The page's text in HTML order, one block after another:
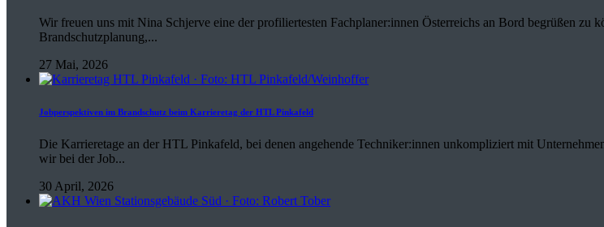
Wir freuen uns mit Nina Schjerve eine der profiliertesten Fachplaner:innen Österreichs an Bord begrüßen zu
Brandschutzplanung,...
27 Mai, 2026
Jobperspektiven im Brandschutz beim Karrieretag der HTL Pinkafeld
Die Karrieretage an der HTL Pinkafeld, bei denen angehende Techniker:innen unkompliziert mit
wir bei der Job...
30 April, 2026